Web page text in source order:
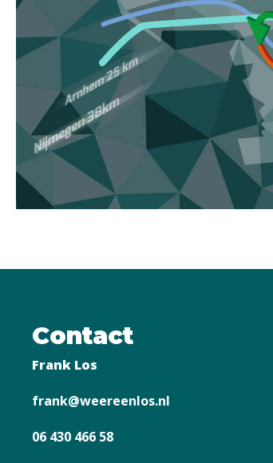
Contact
Frank Los
frank@weereenlos.nl
06 430 466 58